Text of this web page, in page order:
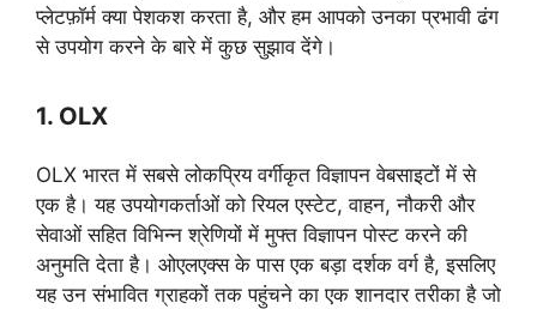
प्लेटफ़ॉर्म क्या पेशकश करता है, और हम आपको उनका प्रभावी ढंग
से उपयोग करने के बारे में कुछ सुझाव देंगे।
1. OLX
OLX भारत में सबसे लोकप्रिय वर्गीकृत विज्ञापन वेबसाइटों में से
एक है। यह उपयोगकर्ताओं को रियल एस्टेट, वाहन, नौकरी और
सेवाओं सहित विभिन्न श्रेणियों में मुफ्त विज्ञापन पोस्ट करने की
अनुमति देता है। ओएलएक्स के पास एक बड़ा दर्शक वर्ग है, इसलिए
यह उन संभावित ग्राहकों तक पहुंचने का एक शानदार तरीका है जो